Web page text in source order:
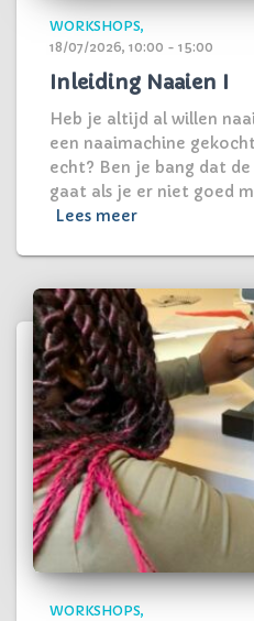
WORKSHOPS
18/07/2026, 10:00 - 15:00
Inleiding Naaien I
Heb je altijd al willen
een naaimachine
echt? Ben je bang dat
gaat als je er niet goed
Lees meer
WORKSHOPS